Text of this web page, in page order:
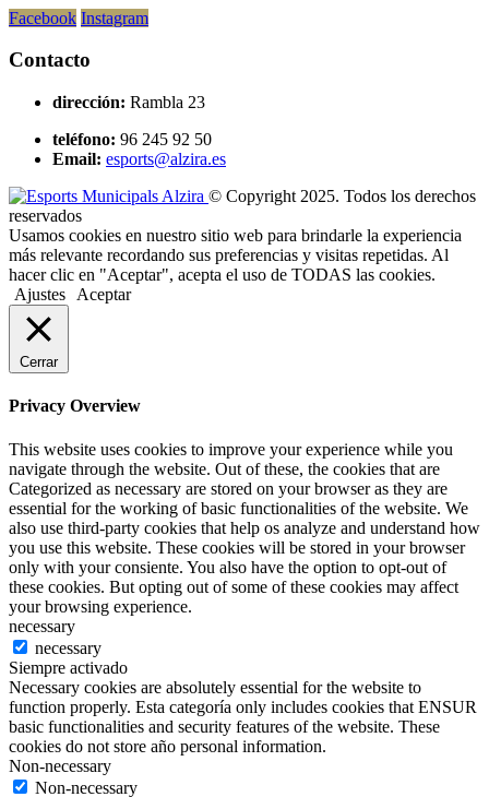
Facebook Instagram
Contacto
dirección: Rambla 23
teléfono: 96 245 92 50
Email: esports@alzira.es
© Copyright 2025. Todos los derechos
reservados
Usamos cookies en nuestro sitio web para brindarle la experiencia
más relevante recordando sus preferencias y visitas repetidas. Al
hacer clic en "Aceptar", acepta el uso de TODAS las cookies.
Ajustes
Aceptar
Cerrar
Privacy Overview
This website uses cookies to improve your experience while you
navigate through the website. Out of these, the cookies that are
Categorized as necessary are stored on your browser as they are
essential for the working of basic functionalities of the website. We
also use third-party cookies that help os analyze and understand how
you use this website. These cookies will be stored in your browser
only with your consiente. You also have the option to opt-out of
these cookies. But opting out of some of these cookies may affect
your browsing experience.
necessary
necessary
Siempre activado
Necessary cookies are absolutely essential for the website to
function properly. Esta categoría only includes cookies that ENSUR
basic functionalities and security features of the website. These
cookies do not store año personal information.
Non-necessary
Non-necessary